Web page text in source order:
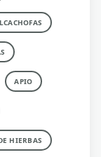
APIO
HIERBAS